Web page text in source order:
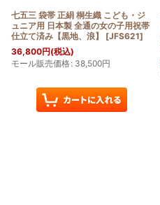
七五三 袋帯 正絹 桐生織 こども・ジ
ュニア用 日本製 全通の女の子用祝帯
仕立て済み【黒地、浪】
[JFS621]
36,800円(税込)
モール販売価格: 38,500円